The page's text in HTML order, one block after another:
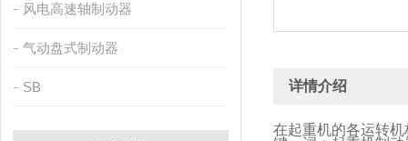
风电高速轴制动器
气动盘式制动器
SB 详情介绍
在起重机的各运转